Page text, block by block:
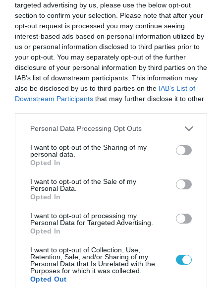
targeted advertising by us, please use the below opt-out
section to confirm your selection. Please note that after your
opt-out request is processed you may continue seeing
interest-based ads based on personal information utilized by
us or personal information disclosed to third parties prior to
your opt-out. You may separately opt-out of the further
disclosure of your personal information by third parties on the
IAB’s list of downstream participants. This information may
also be disclosed by us to third parties on the IAB’s List of
Downstream Participants that may further disclose it to other
Please note that this website/app uses one or more Google
not limited to your visit or usage behaviour. You may click to
grant or deny consent to Google and its third-party tags to
use your data for below specified purposes in below Google
consent section.
Personal Data Processing Opt Outs
I want to opt-out of the Sharing of my
personal data.
Opted In
I want to opt-out of the Sale of my
Personal Data.
Opted In
I want to opt-out of processing my
Personal Data for Targeted Advertising.
Opted In
I want to opt-out of Collection, Use,
Retention, Sale, and/or Sharing of my
Personal Data that Is Unrelated with the
Purposes for which it was collected.
Opted Out
06.08.2026 | 09:03
«Οι εντελώς αθώοι»: Η ανάρτηση του Αρκά για
τα ζώα που χάθηκαν στις πυρκαγιές της
Αττικής (φωτο)
04.08.2026 | 15:02
Αυτή την ώρα το τελευταίο «αντίο» στον πρώην
υπουργό Ι.Βαρβιτσιώτη (φωτο)